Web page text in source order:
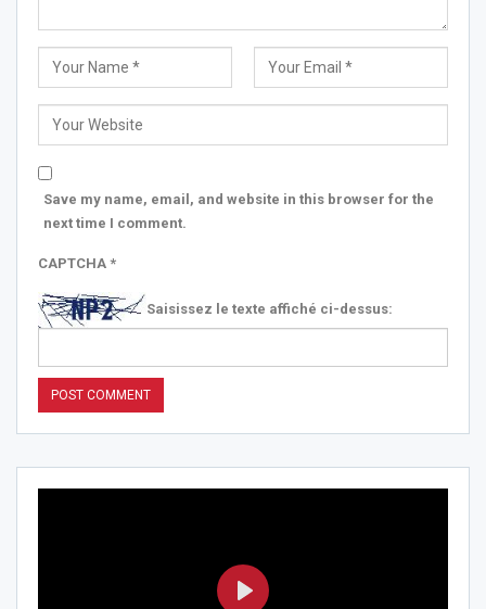
Save my name, email, and website in this browser for the
next time I comment.
CAPTCHA *
Saisissez le texte affiché ci-dessus: